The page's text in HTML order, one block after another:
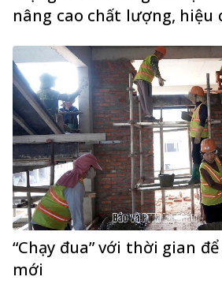
nâng cao chất lượng, hiệu
“Chạy đua” với thời gian
mới